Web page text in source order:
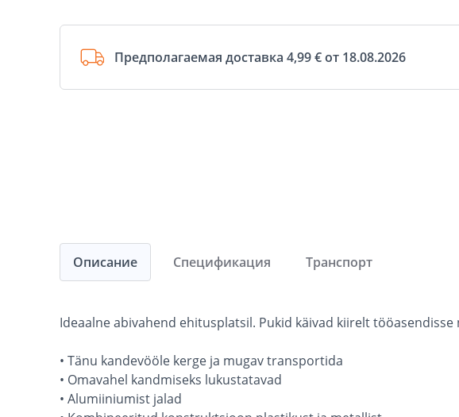
Предполагаемая доставка 4,99 € от 18.08.2026
Описание
Ideaalne abivahend ehitusplatsil. Pukid käivad kiirelt
• Tänu kandevööle kerge ja mugav transportida
• Omavahel kandmiseks lukustatavad
• Alumiiniumist jalad
Спецификация Транспорт